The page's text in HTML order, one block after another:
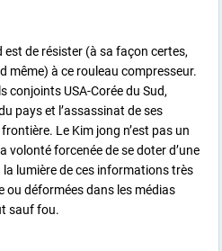
est de résister (à sa façon certes,
même) à ce rouleau compresseur.
conjoints USA-Corée du Sud,
pays et l’assassinat de ses
Le Kim jong n’est pas un
forcenée de se doter d’une
lumière de ces informations très
ou déformées dans les médias
sauf fou.